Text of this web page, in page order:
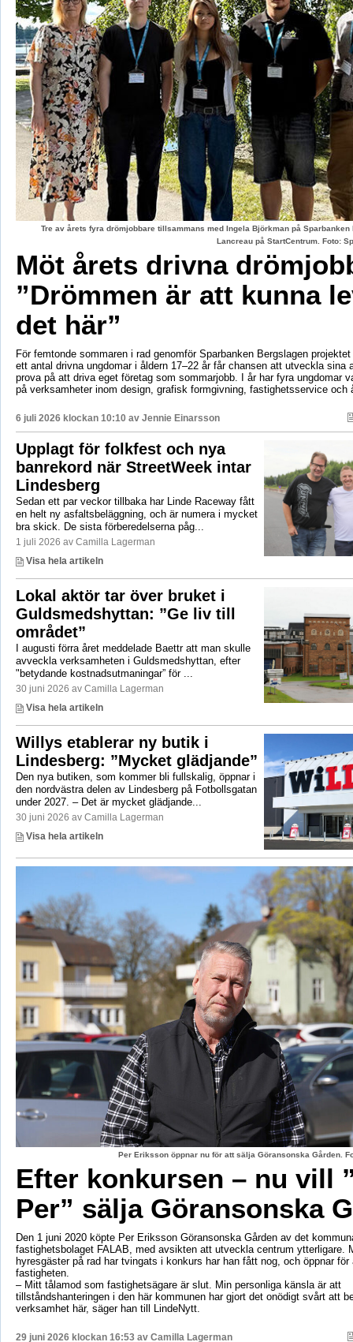
Tre av årets fyra drömjobbare tillsammans med Ingela Björkman på
Lancreau på StartCentrum. Foto:
Möt årets drivna
”Drömmen är att kunna
det här”
För femtonde sommaren i rad genomför Sparbanken Bergslagen
ett antal drivna ungdomar i åldern 17–22 år får chansen att utveckla sina
prova på att driva eget företag som sommarjobb. I år har fyra ungdomar
på verksamheter inom design, grafisk formgivning, fastighetsservice och
6 juli 2026 klockan 10:10 av Jennie Einarsson
Upplagt för folkfest och nya
banrekord när StreetWeek intar
Lindesberg
Sedan ett par veckor tillbaka har Linde Raceway fått
en helt ny asfaltsbeläggning, och är numera i mycket
bra skick. De sista förberedelserna påg...
1 juli 2026 av Camilla Lagerman
Visa hela artikeln
Lokal aktör tar över bruket i
Guldsmedshyttan: ”Ge liv till
området”
I augusti förra året meddelade Baettr att man skulle
avveckla verksamheten i Guldsmedshyttan, efter
"betydande kostnadsutmaningar” för ...
30 juni 2026 av Camilla Lagerman
Visa hela artikeln
Willys etablerar ny butik i
Lindesberg: ”Mycket glädjande”
Den nya butiken, som kommer bli fullskalig, öppnar i
den nordvästra delen av Lindesberg på Fotbollsgatan
under 2027. – Det är mycket glädjande...
30 juni 2026 av Camilla Lagerman
Visa hela artikeln
Per Eriksson öppnar nu för att sälja Göransonska Gården.
Efter konkursen – nu vill
Per” sälja Göransonska
Den 1 juni 2020 köpte Per Eriksson Göransonska Gården av det
fastighetsbolaget FALAB, med avsikten att utveckla centrum ytterligare.
hyresgäster på rad har tvingats i konkurs har han fått nog, och öppnar för
fastigheten.
– Mitt tålamod som fastighetsägare är slut. Min personliga känsla är att
tillståndshanteringen i den här kommunen har gjort det onödigt svårt att
verksamhet här, säger han till LindeNytt.
29 juni 2026 klockan 16:53 av Camilla Lagerman